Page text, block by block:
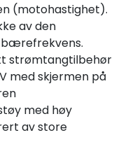
(motohastighet).
av den
strømtangtilbehør
med skjermen på
med høy
av store